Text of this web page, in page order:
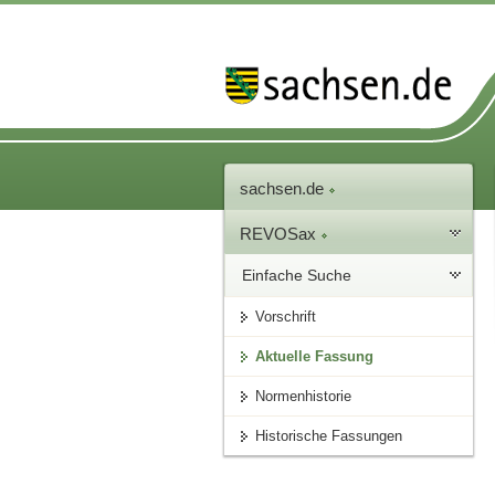
sachsen.de
REVOSax
Einfache Suche
Vorschrift
Aktuelle Fassung
Normenhistorie
Historische Fassungen